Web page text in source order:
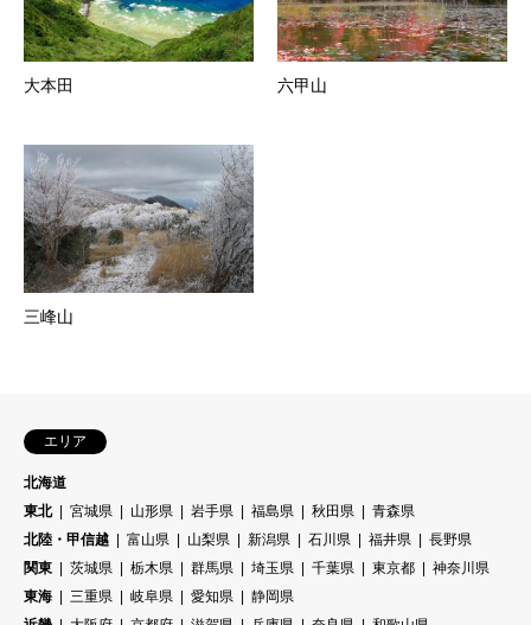
大本田 六甲山
三峰山
エリア
北海道
東北
宮城県 山形県 岩手県 福島県 秋田県
青森県
北陸・甲信越
富山県 山梨県 新潟県 石川県 福井県
長野県
関東
茨城県 栃木県 群馬県 埼玉県 千葉県 東京都
神奈川県
東海
三重県 岐阜県 愛知県
静岡県